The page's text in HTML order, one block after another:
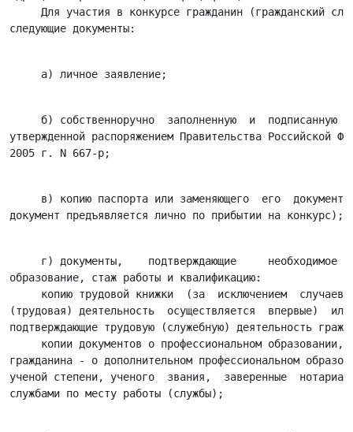
Для участия в конкурсе гражданин (гражданский
б) собственноручно  заполненную  и  подписанную
утвержденной распоряжением Правительства Российской
в) копию паспорта или заменяющего  его
г) документы,    подтверждающие     необходимое
образование, стаж работы и квалификацию:
копию трудовой книжки  (за  исключением
(трудовая) деятельность  осуществляется  впервые)
подтверждающие трудовую (служебную) деятельность
копии документов о профессиональном образовании,
гражданина - о дополнительном профессиональном
ученой степени, ученого  звания,  заверенные